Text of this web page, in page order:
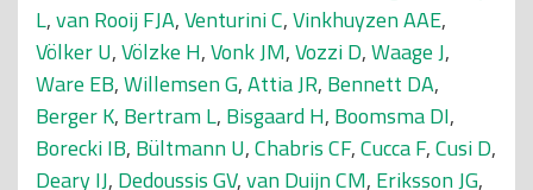
L,van Rooij FJA,Venturini C,Vinkhuyzen AAE,
Völker U,Völzke H,Vonk JM,Vozzi D,Waage J,
Ware EB,Willemsen G,Attia JR, Bennett DA,
Berger K, Bertram L, Bisgaard H, Boomsma DI,
Borecki IB, Bültmann U,Chabris CF,Cucca F,Cusi D,
Deary IJ, Dedoussis GV,van Duijn CM, Eriksson JG,